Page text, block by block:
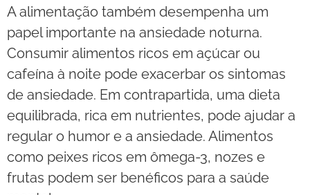
A alimentação também desempenha um
papel importante na ansiedade noturna.
Consumir alimentos ricos em açúcar ou
cafeína à noite pode exacerbar os sintomas
de ansiedade. Em contrapartida, uma dieta
equilibrada, rica em nutrientes, pode ajudar a
regular o humor e a ansiedade. Alimentos
como peixes ricos em ômega-3, nozes e
frutas podem ser benéficos para a saúde